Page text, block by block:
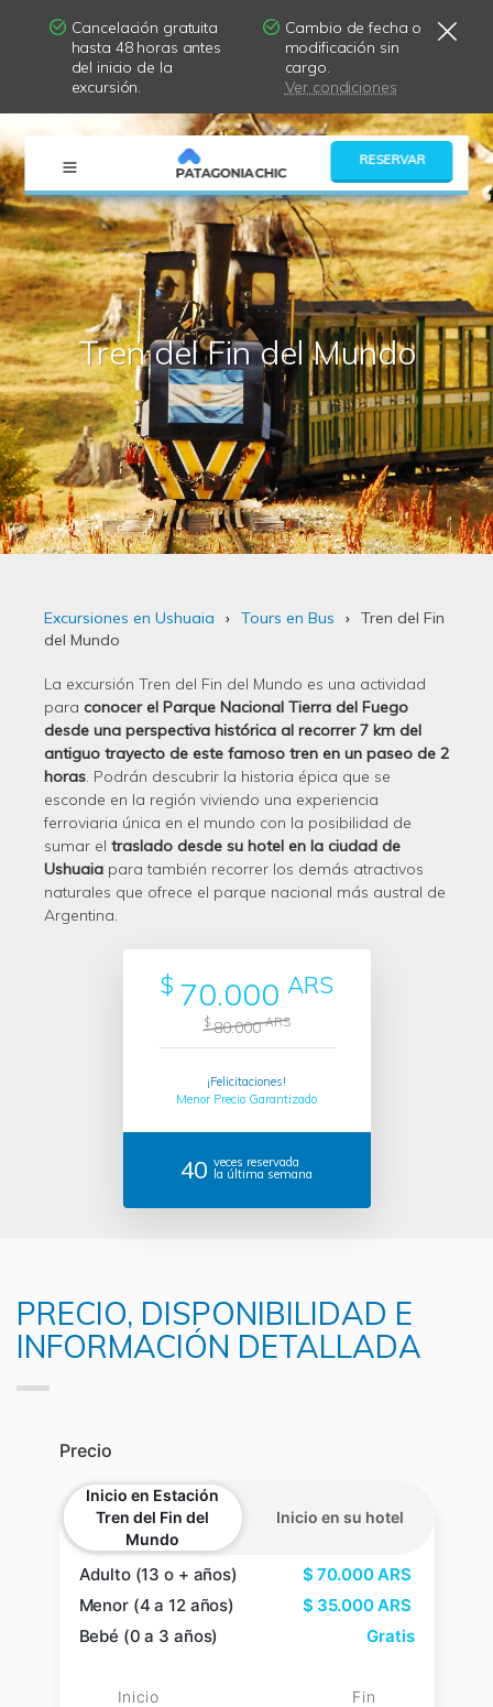
Cancelación gratuita
hasta 48 horas antes
del inicio de la
excursión.
Cambio de fecha o
modificación sin
cargo.
Ver condiciones
RESERVAR
×
Tren del Fin del Mundo
Excursiones en Ushuaia Tours en Bus
Tren del Fin
del Mundo
La excursión Tren del Fin del Mundo es una actividad
para conocer el Parque Nacional Tierra del Fuego
desde una perspectiva histórica al recorrer 7 km del
antiguo trayecto de este famoso tren en un paseo de 2
horas. Podrán descubrir la historia épica que se
esconde en la región viviendo una experiencia
ferroviaria única en el mundo con la posibilidad de
sumar el traslado desde su hotel en la ciudad de
Ushuaia para también recorrer los demás atractivos
naturales que ofrece el parque nacional más austral de
Argentina.
$ 70.000 ARS
$80.000ARS
¡Felicitaciones!
Menor Precio Garantizado
40 veces reservada
la última semana
PRECIO, DISPONIBILIDAD E
INFORMACIÓN DETALLADA
Precio
Inicio en Estación
Tren del Fin del
Mundo
Inicio en su hotel
Adulto (13 o + años) $ 70.000ARS
Menor (4 a 12 años)
$ 35.000ARS
Bebé (0 a 3 años)
Gratis
Inicio Fin